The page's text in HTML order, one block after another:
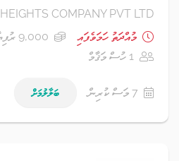
HEIGHTS COMPANY PVT LTD
މުއްދަތު ހަމަވެފައި
9,000 ރުފިޔާ - 10,000 ރުފިޔާ
1 ހުސް މަޤާމް
7 މަސް ކުރިން ބަލާލުމަށް